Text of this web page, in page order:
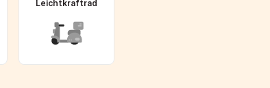
Leichtkraftrad